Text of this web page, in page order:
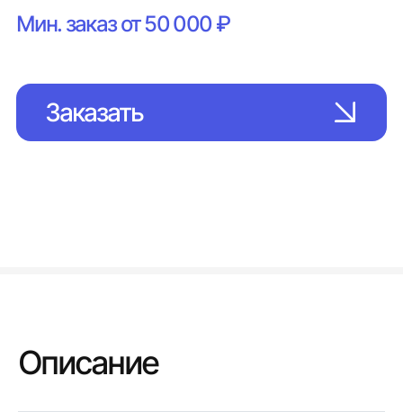
Мин. заказ от 50 000 ₽
Заказать
Описание